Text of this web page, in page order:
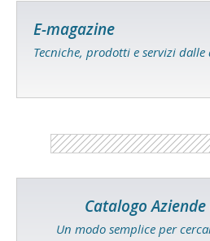
E-magazine
Tecniche, prodotti e servizi dalle
Catalogo
Un modo semplice per